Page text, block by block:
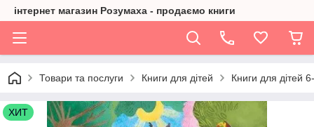
інтернет магазин Розумаха - продаємо книги
Товари та послуги Книги для дітей Книги для дітей
ХИТ